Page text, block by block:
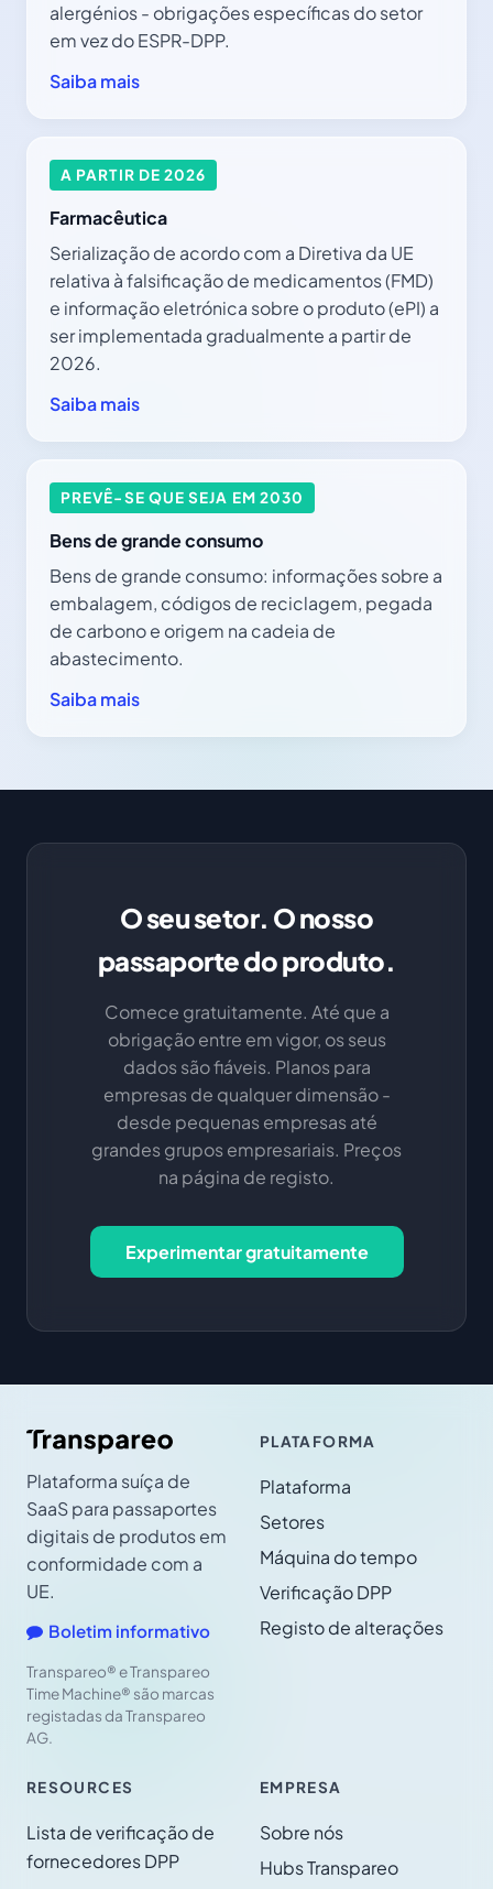
alergénios - obrigações específicas do setor
em vez do ESPR-DPP.
Saiba mais
A PARTIR DE 2026
Farmacêutica
Serialização de acordo com a Diretiva da UE
relativa à falsificação de medicamentos (FMD)
e informação eletrónica sobre o produto (ePI) a
ser implementada gradualmente a partir de
2026.
Saiba mais
PREVÊ-SE QUE SEJA EM 2030
Bens de grande consumo
Bens de grande consumo: informações sobre a
embalagem, códigos de reciclagem, pegada
de carbono e origem na cadeia de
abastecimento.
Saiba mais
O seu setor. O nosso
passaporte do produto.
Comece gratuitamente. Até que a
obrigação entre em vigor, os seus
dados são fiáveis. Planos para
empresas de qualquer dimensão -
desde pequenas empresas até
grandes grupos empresariais. Preços
na página de registo.
Experimentar gratuitamente
Plataforma suíça de
SaaS para passaportes
digitais de produtos em
conformidade com a
UE.
Boletim informativo
Transpareo® e Transpareo
Time Machine® são marcas
registadas da Transpareo
AG.
PLATAFORMA
Plataforma
Setores
Máquina do tempo
Verificação DPP
Registo de alterações
RESOURCES
Lista de verificação de
fornecedores DPP
EMPRESA
Sobre nós
Hubs Transpareo